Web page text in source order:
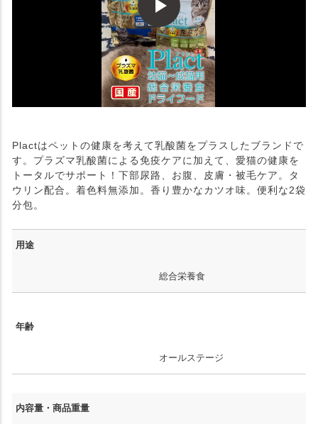
Plactはペットの健康を考えて乳酸菌をプラスしたブランドで
す。プラズマ乳酸菌による免疫ケアに加えて、愛猫の健康を
トータルでサポート！下部尿路、お腹、皮膚・被毛ケア。タ
ウリン配合。着色料無添加。香り豊かなカツオ味。便利な2袋
分包。
用途
総合栄養食
年齢
オールステージ
内容量・商品重量